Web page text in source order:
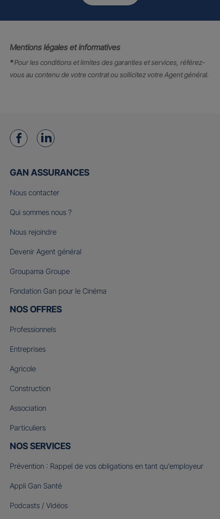
Mentions légales et informatives
*Pour les conditions et limites des garanties et services, référez-
vous au contenu de votre contrat ou sollicitez votre Agent général.
GAN ASSURANCES
Nous contacter
Qui sommes nous ?
Nous rejoindre
Devenir Agent général
Groupama Groupe
Fondation Gan pour le Cinéma
NOS OFFRES
Professionnels
Entreprises
Agricole
Construction
Association
Particuliers
NOS SERVICES
Prévention : Rappel de vos obligations en tant qu’employeur
Appli Gan Santé
Podcasts / Vidéos